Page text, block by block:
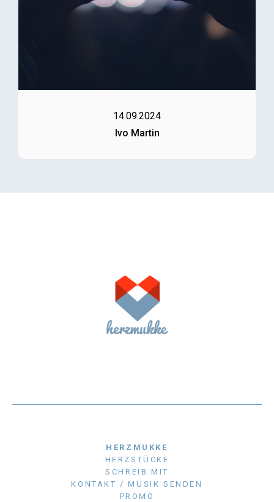
14.09.2024
Ivo Martin
HERZMUKKE
HERZSTÜCKE
SCHREIB MIT
KONTAKT / MUSIK SENDEN
PROMO